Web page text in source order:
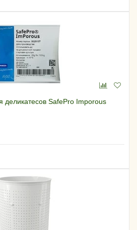
деликатесов SafePro Imporous